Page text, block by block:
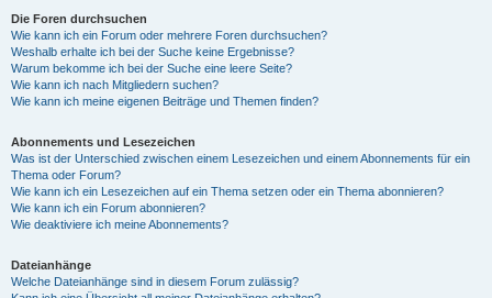
Die Foren durchsuchen
Wie kann ich ein Forum oder mehrere Foren durchsuchen?
Weshalb erhalte ich bei der Suche keine Ergebnisse?
Warum bekomme ich bei der Suche eine leere Seite?
Wie kann ich nach Mitgliedern suchen?
Wie kann ich meine eigenen Beiträge und Themen finden?
Abonnements und Lesezeichen
Was ist der Unterschied zwischen einem Lesezeichen und einem Abonnements für ein
Thema oder Forum?
Wie kann ich ein Lesezeichen auf ein Thema setzen oder ein Thema abonnieren?
Wie kann ich ein Forum abonnieren?
Wie deaktiviere ich meine Abonnements?
Dateianhänge
Welche Dateianhänge sind in diesem Forum zulässig?